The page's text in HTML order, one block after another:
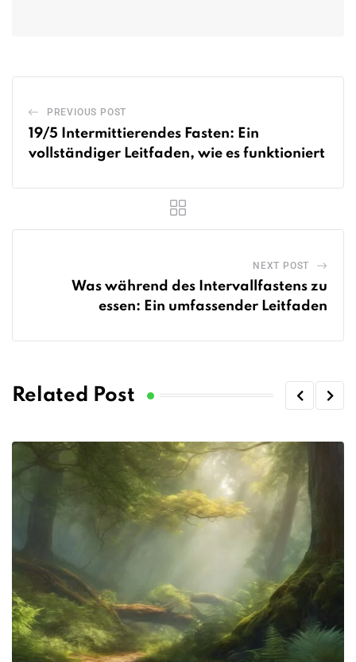
PREVIOUS POST
19/5 Intermittierendes Fasten: Ein
vollständiger Leitfaden, wie es funktioniert
NEXT POST
Was während des Intervallfastens zu
essen: Ein umfassender Leitfaden
Related Post